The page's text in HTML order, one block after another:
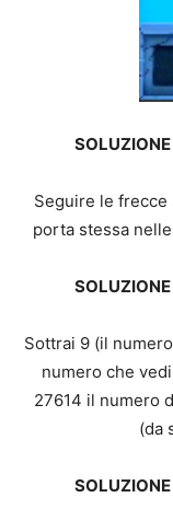
Seguire le
porta stessa
Sottrai 9 (il
numero che
27614 il numero
(da